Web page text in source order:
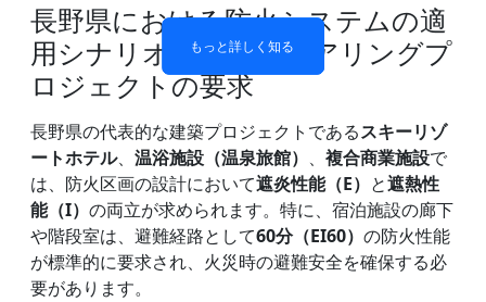
もっと詳しく知る
もっと詳しく知る
もっと詳しく知る
もっと詳しく知る
長野県における防火システムの適
用シナリオとエンジニアリングプ
ロジェクトの要求
長野県の代表的な建築プロジェクトであるスキーリゾ
ートホテル、 温浴施設（温泉旅館） 、 複合商業施設で
は、防火区画の設計において遮炎性能（E） と遮熱性
能（I） の両立が求められます。特に、宿泊施設の廊下
や階段室は、避難経路として60分（EI60） の防火性能
が標準的に要求され、火災時の避難安全を確保する必
要があります。